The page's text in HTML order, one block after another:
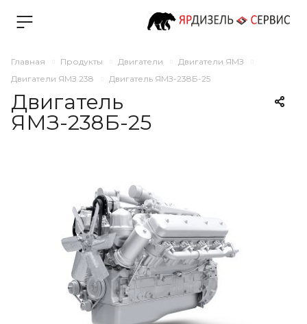
Главная Продукты Двигатели
Двигатели ЯМЗ
Двигатели ЯМЗ 238
Двигатель ЯМЗ-238Б-25
Двигатель
ЯМЗ-238Б-25